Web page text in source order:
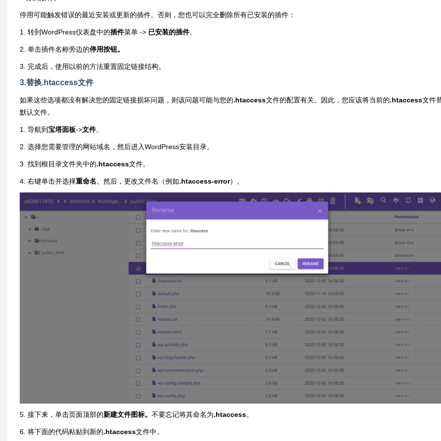
停用可能触发错误的最近安装或更新的插件。否则，您也可以完全删除所有已安装的插件：
1. 转到WordPress仪表盘中的插件菜单 -> 已安装的插件。
2. 单击插件名称旁边的停用按钮。
3. 完成后，使用以前的方法重置固定链接结构。
3.替换.htaccess文件
如果这些选项都没有解决您的固定链接损坏问题，则该问题可能与您的.htaccess文件的配置有关。因此，您应该将当前的.htaccess文件
默认文件。
1. 导航到宝塔面板->文件。
2. 选择您需要管理的网站域名，然后进入WordPress安装目录。
3. 找到根目录文件夹中的.htaccess文件。
4. 右键单击并选择重命名。然后，更改文件名（例如.htaccess-error）。
5. 接下来，单击页面顶部的新建文件图标。 不要忘记将其命名为.htaccess。
6. 将下面的代码粘贴到新的.htaccess文件中。